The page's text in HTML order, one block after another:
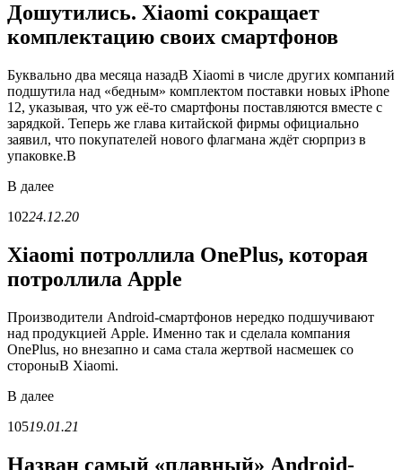
Дошутились. Xiaomi сокращает
комплектацию своих смартфонов
Буквально два месяца назадВ Xiaomi в числе других компаний
подшутила над «бедным» комплектом поставки новых iPhone
12, указывая, что уж её-то смартфоны поставляются вместе с
зарядкой. Теперь же глава китайской фирмы официально
заявил, что покупателей нового флагмана ждёт сюрприз в
упаковке.В
В далее
10224.12.20
Xiaomi потроллила OnePlus, которая
потроллила Apple
Производители Android-смартфонов нередко подшучивают
над продукцией Apple. Именно так и сделала компания
OnePlus, но внезапно и сама стала жертвой насмешек со
стороныВ Xiaomi.
В далее
10519.01.21
Назван самый «плавный» Android-